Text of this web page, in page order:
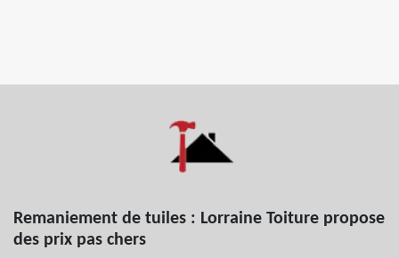
Remaniement de tuiles : Lorraine Toiture propose
des prix pas chers